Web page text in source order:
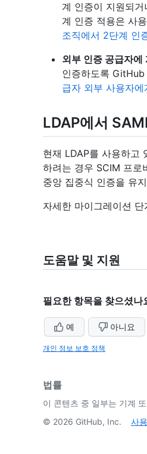
계 인증이 지원되
계 인증 적용은 사
조직에서 2단계 인
외부 인증 공급자에
인증하도록
급자 외부 사용자
LDAP에서
현재 LDAP를 사용하고
하려는 경우 SCIM 프로
중앙 집중식 인증을 유
자세한 마이그레이션 단
도움말 및 지원
필요한 항목을 찾으셨나
예 아니요
개인 정보 보호 정책
법률
이 콘텐츠 중 일부는 기계
© 2026 GitHub, Inc. 사